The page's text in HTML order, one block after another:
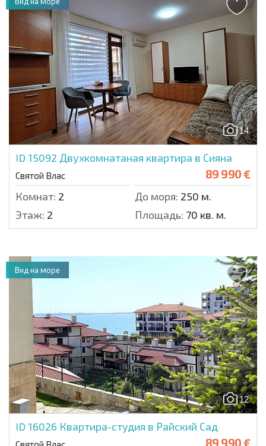
14
ID 15092 Двухкомнатаная квартира в Сияна
Святой Влас 89 990 €
Комнат: 2 До моря: 250 м.
Этаж: 2 Площадь: 70 кв. м.
12
ID 16026 Квартира-студия в Райский Сад
89 990 €
Вид на море